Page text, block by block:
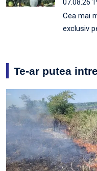
07.08.26
Cea mai
exclusiv
Te-ar putea